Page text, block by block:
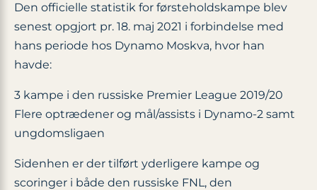
Den officielle statistik for førsteholdskampe blev
senest opgjort pr. 18. maj 2021 i forbindelse med
hans periode hos Dynamo Moskva, hvor han
havde:
3 kampe i den russiske Premier League 2019/20
Flere optrædener og mål/assists i Dynamo-2 samt
ungdomsligaen
Sidenhen er der tilført yderligere kampe og
scoringer i både den russiske FNL, den